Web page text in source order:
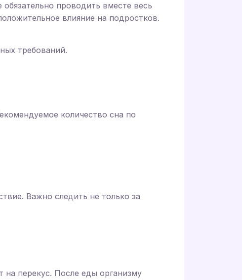
проводить вместе весь
влияние на подростков.
требований.
количество сна по
Важно следить не только за
перекус. После еды организму